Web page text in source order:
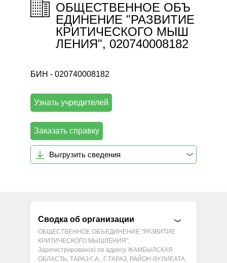
ОБЩЕСТВЕННОЕ ОБЪ
ЕДИНЕНИЕ "РАЗВИТИЕ
КРИТИЧЕСКОГО МЫШ
ЛЕНИЯ", 020740008182
БИН - 020740008182
Узнать учредителей
Заказать справку
Выгрузить сведения
Сводка об организации
ОБЩЕСТВЕННОЕ ОБЪЕДИНЕНИЕ "РАЗВИТИЕ
КРИТИЧЕСКОГО МЫШЛЕНИЯ",
Зарегистрирован(а) по адресу ЖАМБЫЛСКАЯ
ОБЛАСТЬ, ТАРАЗ Г.А., Г.ТАРАЗ, РАЙОН ӘУЛИЕАТА,